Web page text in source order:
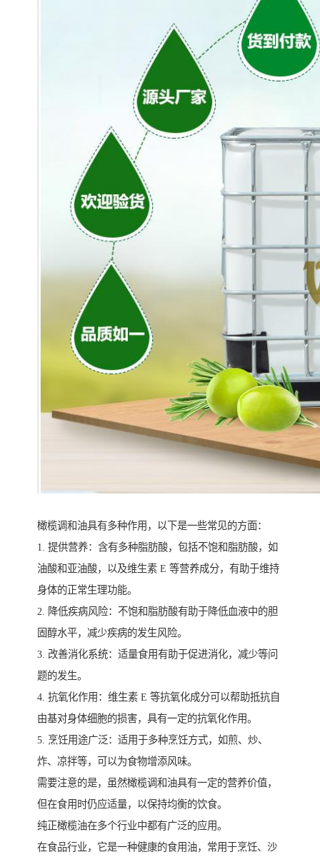
橄榄调和油具有多种作用，以下是一些常见的方面：
1. 提供营养：含有多种脂肪酸，包括不饱和脂肪酸，如
油酸和亚油酸，以及维生素 E 等营养成分，有助于维持
身体的正常生理功能。
2. 降低疾病风险：不饱和脂肪酸有助于降低血液中的胆
固醇水平，减少疾病的发生风险。
3. 改善消化系统：适量食用有助于促进消化，减少等问
题的发生。
4. 抗氧化作用：维生素 E 等抗氧化成分可以帮助抵抗自
由基对身体细胞的损害，具有一定的抗氧化作用。
5. 烹饪用途广泛：适用于多种烹饪方式，如煎、炒、
炸、凉拌等，可以为食物增添风味。
需要注意的是，虽然橄榄调和油具有一定的营养价值，
但在食用时仍应适量，以保持均衡的饮食。
纯正橄榄油在多个行业中都有广泛的应用。
在食品行业，它是一种健康的食用油，常用于烹饪、沙